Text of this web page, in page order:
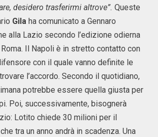
desidero trasferirmi altrove”. Queste
Gila ha comunicato a Gennaro
alla Lazio secondo l’edizione odierna
Il Napoli è in stretto contatto con
con il quale vanno definite le
l’accordo. Secondo il quotidiano,
potrebbe essere quella giusta per
Poi, successivamente, bisognerà
Lotito chiede 30 milioni per il
tra un anno andrà in scadenza. Una